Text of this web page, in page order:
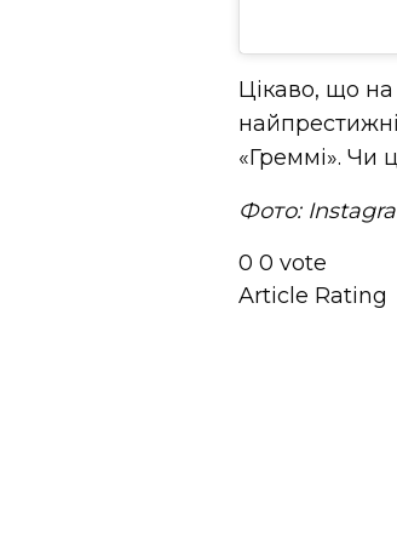
Цікаво, що
«Греммі». Чи
Фото:
0 0 vote
Article Rating